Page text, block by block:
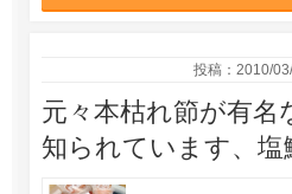
投稿：2010/
元々本枯れ節が有
知られています、